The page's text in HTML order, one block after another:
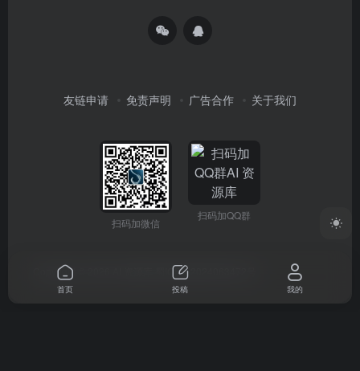
友链申请 免责声明 广告合作 关于我们
扫码加微信
扫码加QQ群
Copyright © 2026 蜀ICP备2024063472号
首页 投稿 我的